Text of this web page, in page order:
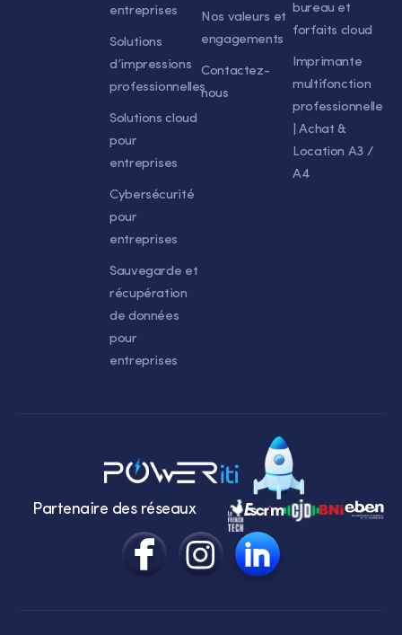
entreprises
Solutions
d’impressions
professionnelles
Solutions cloud
pour
entreprises
Cybersécurité
pour
entreprises
Sauvegarde et
récupération
de données
pour
entreprises
Nos valeurs et
engagements
Contactez-
nous
bureau et
forfaits cloud
Imprimante
multifonction
professionnelle
| Achat &
Location A3 /
A4
Partenaire des réseaux